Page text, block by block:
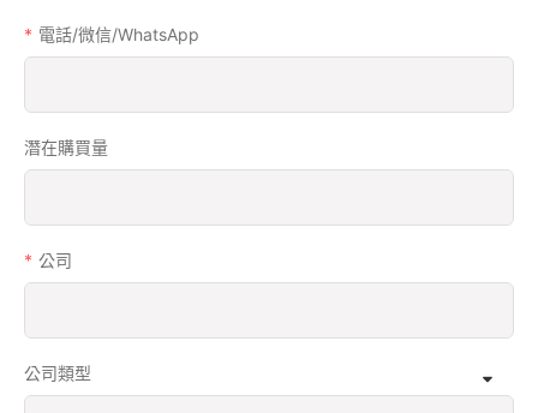
電話/微信/WhatsApp
潛在購買量
公司
公司類型